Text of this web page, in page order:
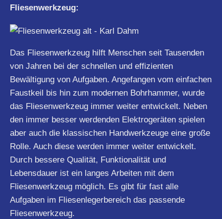
Fliesenwerkzeug:
Das Fliesenwerkzeug hilft Menschen seit Tausenden
von Jahren bei der schnellen und effizienten
Bewältigung von Aufgaben. Angefangen vom einfachen
Faustkeil bis hin zum modernen Bohrhammer, wurde
das Fliesenwerkzeug immer weiter entwickelt. Neben
den immer besser werdenden Elektrogeräten spielen
aber auch die klassischen Handwerkzeuge eine große
Rolle. Auch diese werden immer weiter entwickelt.
Durch bessere Qualität, Funktionalität und
Lebensdauer ist ein langes Arbeiten mit dem
Fliesenwerkzeug möglich. Es gibt für fast alle
Aufgaben im Fliesenlegerbereich das passende
Fliesenwerkzeug.